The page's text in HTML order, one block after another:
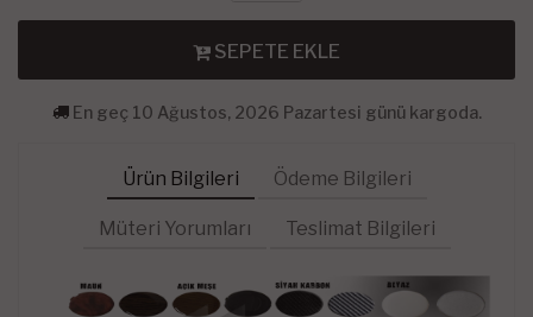
SEPETE EKLE
En geç 10 Ağustos, 2026 Pazartesi günü kargoda.
Ürün Bilgileri Ödeme Bilgileri
Müteri Yorumları Teslimat Bilgileri